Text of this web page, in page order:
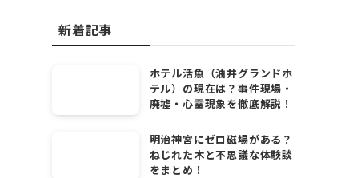
新着記事
ホテル活魚（油井グランドホ
テル）の現在は？事件現場・
廃墟・心霊現象を徹底解説！
明治神宮にゼロ磁場がある？
ねじれた木と不思議な体験談
をまとめ！